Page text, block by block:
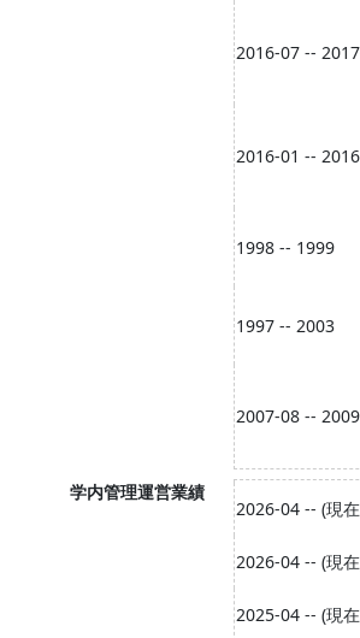
2016-07 --
2016-01 --
1998 -- 1999
1997 -- 2003
2007-08 --
学内管理運営業績
2026-04 -- (現
2026-04 -- (現
2025-04 -- (現